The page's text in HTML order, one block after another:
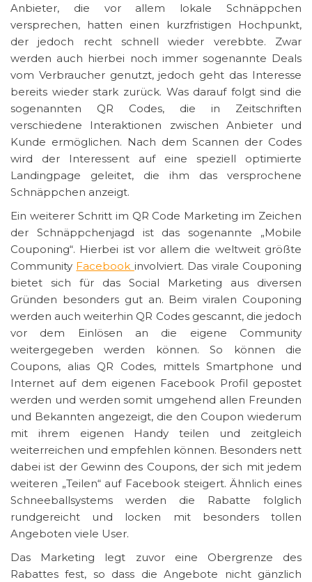
Anbieter, die vor allem lokale Schnäppchen
versprechen, hatten einen kurzfristigen Hochpunkt,
der jedoch recht schnell wieder verebbte. Zwar
werden auch hierbei noch immer sogenannte Deals
vom Verbraucher genutzt, jedoch geht das Interesse
bereits wieder stark zurück. Was darauf folgt sind die
sogenannten QR Codes, die in Zeitschriften
verschiedene Interaktionen zwischen Anbieter und
Kunde ermöglichen. Nach dem Scannen der Codes
wird der Interessent auf eine speziell optimierte
Landingpage geleitet, die ihm das versprochene
Schnäppchen anzeigt.
Ein weiterer Schritt im QR Code Marketing im Zeichen
der Schnäppchenjagd ist das sogenannte „Mobile
Couponing“. Hierbei ist vor allem die weltweit größte
Community Facebook involviert. Das virale Couponing
bietet sich für das Social Marketing aus diversen
Gründen besonders gut an. Beim viralen Couponing
werden auch weiterhin QR Codes gescannt, die jedoch
vor dem Einlösen an die eigene Community
weitergegeben werden können. So können die
Coupons, alias QR Codes, mittels Smartphone und
Internet auf dem eigenen Facebook Profil gepostet
werden und werden somit umgehend allen Freunden
und Bekannten angezeigt, die den Coupon wiederum
mit ihrem eigenen Handy teilen und zeitgleich
weiterreichen und empfehlen können. Besonders nett
dabei ist der Gewinn des Coupons, der sich mit jedem
weiteren „Teilen“ auf Facebook steigert. Ähnlich eines
Schneeballsystems werden die Rabatte folglich
rundgereicht und locken mit besonders tollen
Angeboten viele User.
Das Marketing legt zuvor eine Obergrenze des
Rabattes fest, so dass die Angebote nicht gänzlich